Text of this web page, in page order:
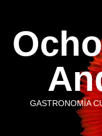
contenido
GASTRONOMÍA